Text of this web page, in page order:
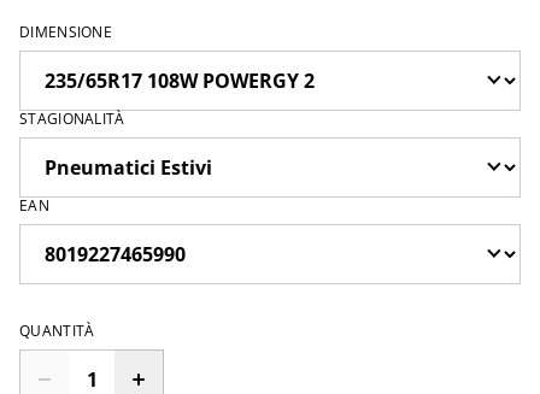
DIMENSIONE
STAGIONALITÀ
EAN
QUANTITÀ